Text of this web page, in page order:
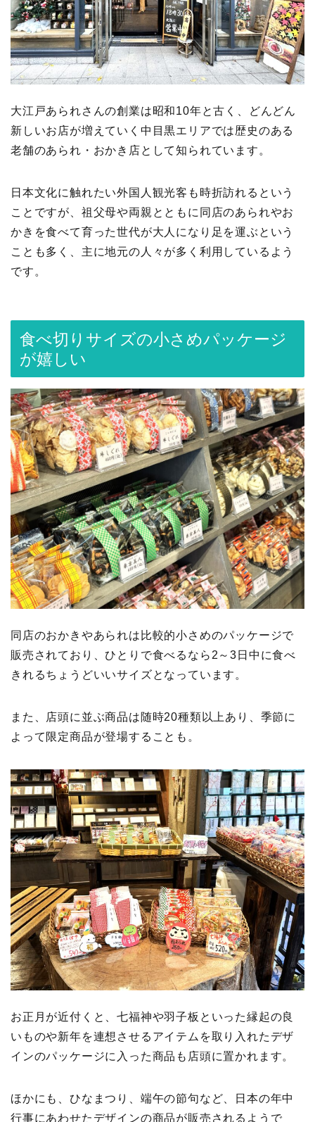
大江戸あられさんの創業は昭和10年と古く、どんどん
新しいお店が増えていく中目黒エリアでは歴史のある
老舗のあられ・おかき店として知られています。
日本文化に触れたい外国人観光客も時折訪れるという
ことですが、祖父母や両親とともに同店のあられやお
かきを食べて育った世代が大人になり足を運ぶという
ことも多く、主に地元の人々が多く利用しているよう
です。
食べ切りサイズの小さめパッケージ
が嬉しい
同店のおかきやあられは比較的小さめのパッケージで
販売されており、ひとりで食べるなら2～3日中に食べ
きれるちょうどいいサイズとなっています。
また、店頭に並ぶ商品は随時20種類以上あり、季節に
よって限定商品が登場することも。
お正月が近付くと、七福神や羽子板といった縁起の良
いものや新年を連想させるアイテムを取り入れたデザ
インのパッケージに入った商品も店頭に置かれます。
ほかにも、ひなまつり、端午の節句など、日本の年中
行事にあわせたデザインの商品が販売されるようで